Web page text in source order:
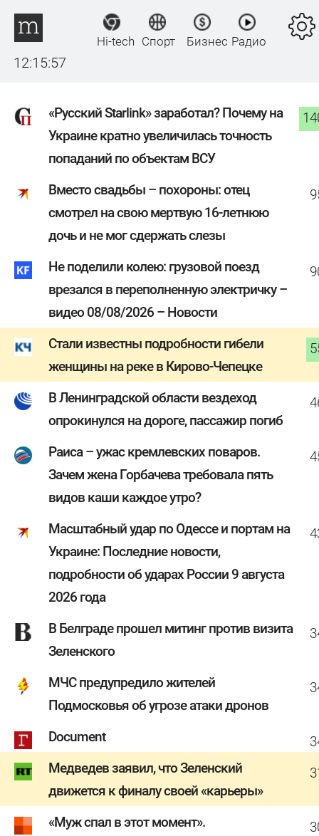
12:15:57
Hi-tech Спорт Бизнес Радио
«Русский Starlink» заработал? Почему на
Украине кратно увеличилась точность
попаданий по объектам ВСУ
Вместо свадьбы – похороны: отец
смотрел на свою мертвую 16-летнюю
дочь и не мог сдержать слезы
Не поделили колею: грузовой поезд
врезался в переполненную электричку –
видео 08/08/2026 – Новости
Стали известны подробности гибели
женщины на реке в Кирово-Чепецке
В Ленинградской области вездеход
опрокинулся на дороге, пассажир погиб
Раиса – ужас кремлевских поваров.
Зачем жена Горбачева требовала пять
видов каши каждое утро?
Масштабный удар по Одессе и портам на
Украине: Последние новости,
подробности об ударах России 9 августа
2026 года
В Белграде прошел митинг против визита
Зеленского
МЧС предупредило жителей
Подмосковья об угрозе атаки дронов
Document
Медведев заявил, что Зеленский
движется к финалу своей «карьеры»
«Муж спал в этот момент».